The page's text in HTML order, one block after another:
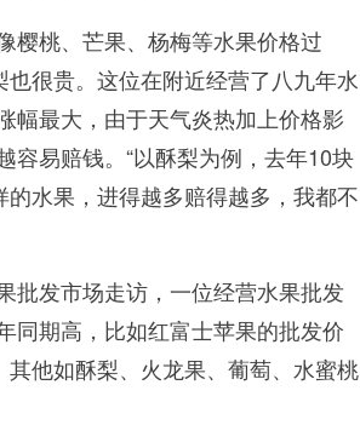
桃、芒果、杨梅等水果价格过
也很贵。这位在附近经营了八九年水
幅最大，由于天气炎热加上价格影
容易赔钱。“以酥梨为例，去年10块
水果，进得越多赔得越多，我都不
发市场走访，一位经营水果批发
同期高，比如红富士苹果的批发价
他如酥梨、火龙果、葡萄、水蜜桃